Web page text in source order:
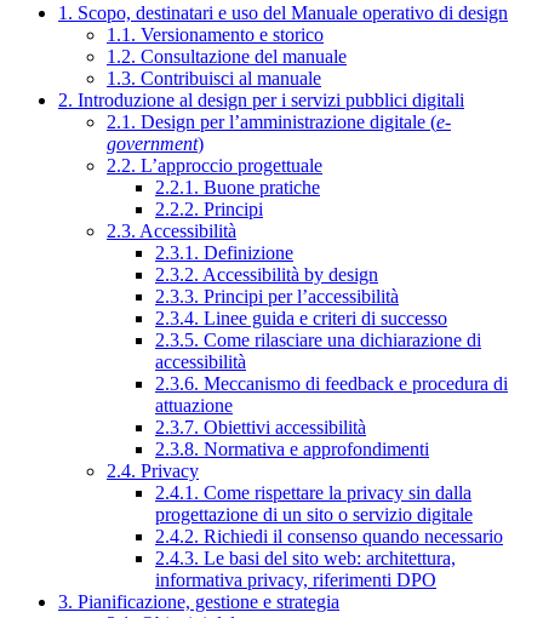
1. Scopo, destinatari e uso del Manuale operativo di design
1.1. Versionamento e storico
1.2. Consultazione del manuale
1.3. Contribuisci al manuale
2. Introduzione al design per i servizi pubblici digitali
2.1. Design per l’amministrazione digitale (e-
government)
2.2. L’approccio progettuale
2.2.1. Buone pratiche
2.2.2. Principi
2.3. Accessibilità
2.3.1. Definizione
2.3.2. Accessibilità by design
2.3.3. Principi per l’accessibilità
2.3.4. Linee guida e criteri di successo
2.3.5. Come rilasciare una dichiarazione di
accessibilità
2.3.6. Meccanismo di feedback e procedura di
attuazione
2.3.7. Obiettivi accessibilità
2.3.8. Normativa e approfondimenti
2.4. Privacy
2.4.1. Come rispettare la privacy sin dalla
progettazione di un sito o servizio digitale
2.4.2. Richiedi il consenso quando necessario
2.4.3. Le basi del sito web: architettura,
informativa privacy, riferimenti DPO
3. Pianificazione, gestione e strategia